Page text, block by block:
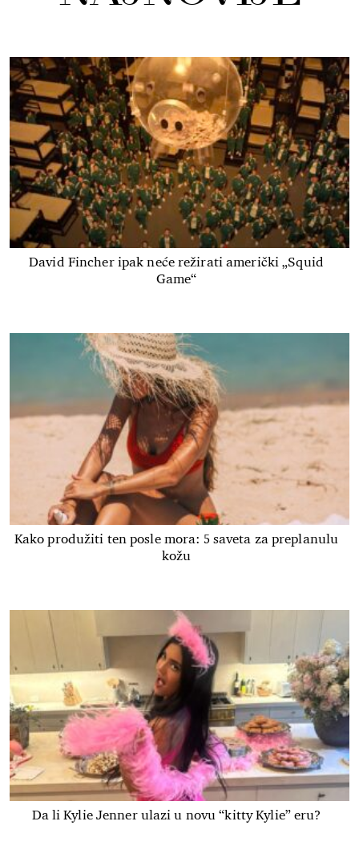
David Fincher ipak neće režirati američki „Squid
Game“
Kako produžiti ten posle mora: 5 saveta za preplanulu
kožu
Da li Kylie Jenner ulazi u novu “kitty Kylie” eru?